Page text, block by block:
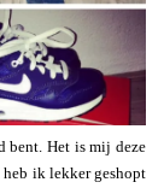
bent. Het is mij deze
heb ik lekker geshopt